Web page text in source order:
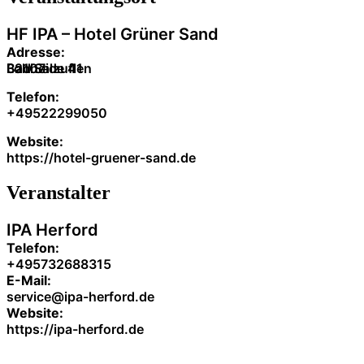
HF IPA – Hotel Grüner Sand
Adresse:
Lohheide 41
32107
Bad Salzuflen
Telefon:
+49522299050
Website:
https://hotel-gruener-sand.de
Veranstalter
IPA Herford
Telefon:
+495732688315
E-Mail:
service@ipa-herford.de
Website:
https://ipa-herford.de